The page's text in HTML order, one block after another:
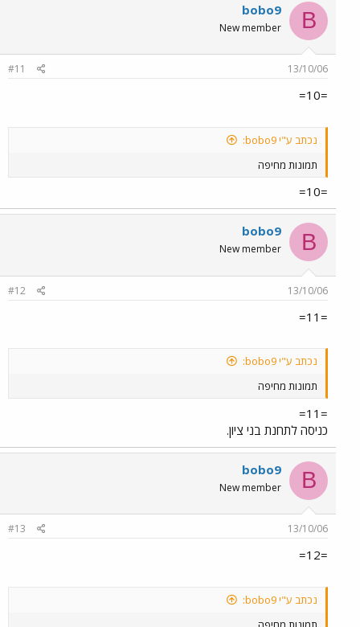
B
bobo9
New member
13/10/06
#11
=10=
נכתב ע"י bobo9:
תמונות מחיפה
=10=
B
bobo9
New member
13/10/06
#12
=11=
נכתב ע"י bobo9:
תמונות מחיפה
=11=
כניסה לתחנת בני ציון.
B
bobo9
New member
13/10/06
#13
=12=
נכתב ע"י bobo9: